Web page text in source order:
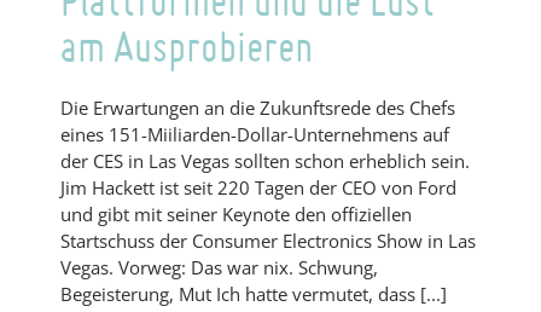
am Ausprobieren
Die Erwartungen an die Zukunftsrede des Chefs
eines 151-Miiliarden-Dollar-Unternehmens auf
der CES in Las Vegas sollten schon erheblich sein.
Jim Hackett ist seit 220 Tagen der CEO von Ford
und gibt mit seiner Keynote den offiziellen
Startschuss der Consumer Electronics Show in Las
Vegas. Vorweg: Das war nix. Schwung,
Begeisterung, Mut Ich hatte vermutet, dass [...]